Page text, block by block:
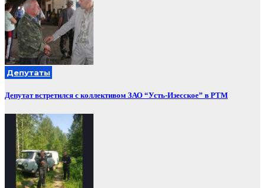
Депутаты
Депутат встретился с коллективом ЗАО “Усть-Изесское” в РТМ